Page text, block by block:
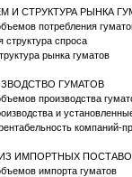
И СТРУКТУРА РЫНКА
потребления
структура спроса
рынка гуматов
ГУМАТОВ
производства
и
компаний-
ИМПОРТНЫХ
импорта гуматов